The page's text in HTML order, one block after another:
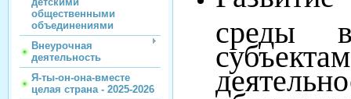
общественными
объединениями
Внеурочная
деятельность
Я-ты-он-она-вместе
целая страна - 2025-2026
среды